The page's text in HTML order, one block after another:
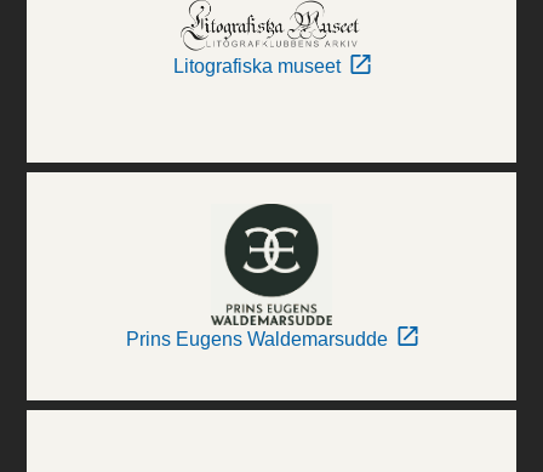
Litografiska museet
Prins Eugens Waldemarsudde